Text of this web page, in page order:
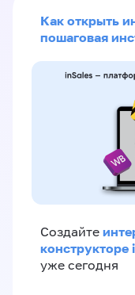
Как открыть
пошаговая
Создайте
конструкторе
уже сегодня